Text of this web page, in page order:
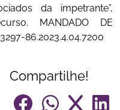
da impetrante”,
MANDADO DE
86.2023.4.04.7200
Compartilhe!